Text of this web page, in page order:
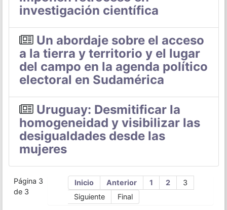
investigación científica
Un abordaje sobre el acceso
a la tierra y territorio y el lugar
del campo en la agenda político
electoral en Sudamérica
Uruguay: Desmitificar la
homogeneidad y visibilizar las
desigualdades desde las
mujeres
Página 3
de 3
Inicio Anterior 1 2
3
Siguiente
Final